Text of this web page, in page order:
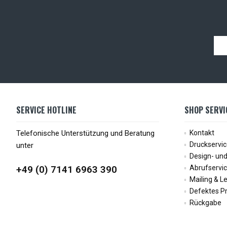
SERVICE HOTLINE
Telefonische Unterstützung und Beratung
unter
+49 (0) 7141 6963 390
SHOP
Kontakt
Design-
Mailing &
Defektes
Rückgabe